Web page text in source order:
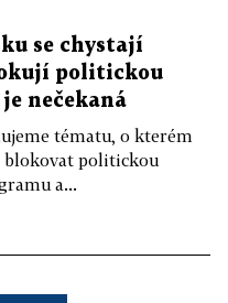
se chystají
politickou
nečekaná
tématu, o kterém
blokovat politickou
a...